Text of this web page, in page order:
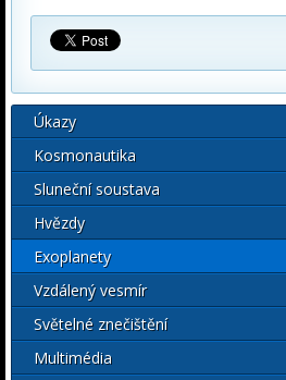
Úkazy
Kosmonautika
Sluneční soustava
Hvězdy
Exoplanety
Vzdálený vesmír
Světelné znečištění
Multimédia